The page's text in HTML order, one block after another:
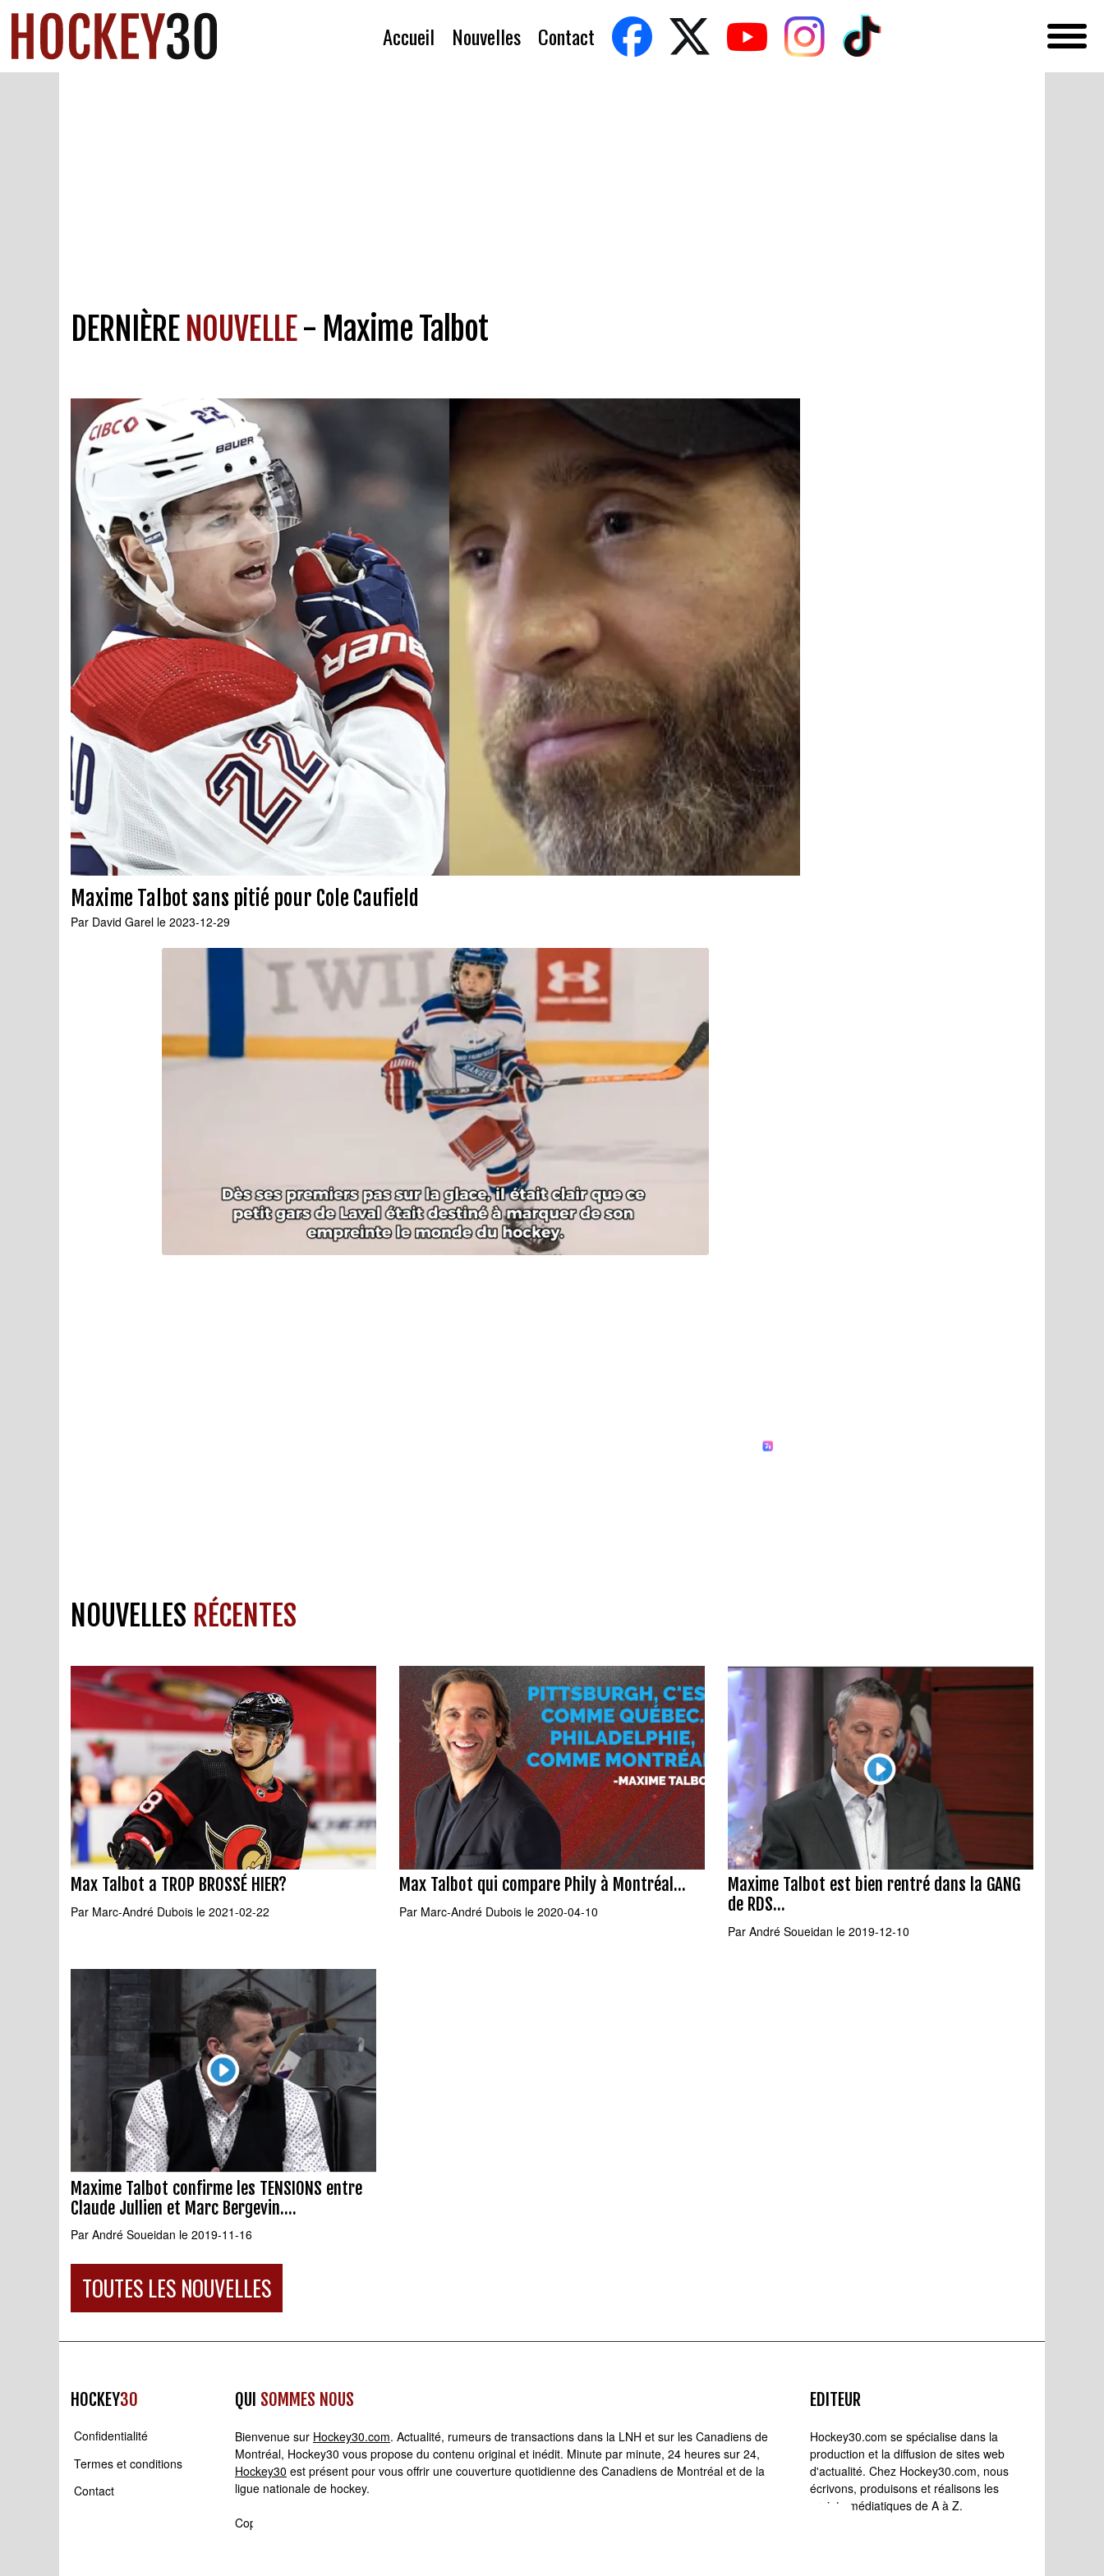
Accueil Nouvelles Contact
DERNIÈRENOUVELLE- Maxime Talbot
Maxime Talbot sans pitié pour Cole Caufield
Par David Garel le 2023-12-29
NOUVELLES RÉCENTES
Max Talbot a TROP BROSSÉ HIER?
Par Marc-André Dubois le 2021-02-22
Max Talbot qui compare Phily à Montréal...
Par Marc-André Dubois le 2020-04-10
Maxime Talbot est bien rentré dans la GANG
de RDS...
Par André Soueidan le 2019-12-10
Maxime Talbot confirme les TENSIONS entre
Claude Jullien et Marc Bergevin....
Par André Soueidan le 2019-11-16
TOUTES LES NOUVELLES
HOCKEY30
Confidentialité
Termes et conditions
Contact
QUI SOMMES NOUS
Bienvenue sur Hockey30.com. Actualité, rumeurs de transactions dans la LNH et sur les Canadiens de
Montréal, Hockey30 vous propose du contenu original et inédit. Minute par minute, 24 heures sur 24,
Hockey30 est présent pour vous offrir une couverture quotidienne des Canadiens de Montréal et de la
ligue nationale de hockey.
Copyright © 2008 - 2026 Hockey30
EDITEUR
Hockey30.com se spécialise dans la
production et la diffusion de sites web
d'actualité. Chez Hockey30.com, nous
écrivons, produisons et réalisons les
projets médiatiques de A à Z.